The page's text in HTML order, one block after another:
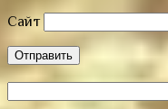
Сайт